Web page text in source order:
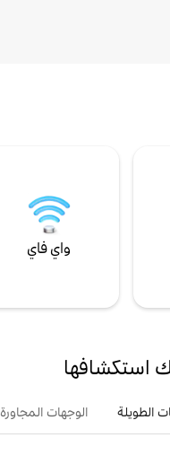
واي فاي
استكشافها
الطويلة الوجهات المجاورة